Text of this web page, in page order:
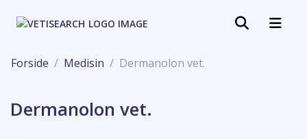
Forside Medisin Dermanolon vet.
Dermanolon vet.